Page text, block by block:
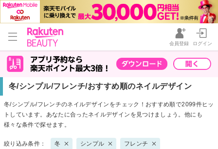
会員登録 ログイン
冬/シンプル/フレンチ/おすすめ順のネイルデザイン
冬/シンプル/フレンチのネイルデザインをチェック！おすすめ順で2099件ヒッ
トしています。あなたに合ったネイルデザインを見つけましょう。他にも
様々な条件で探せます。
絞り込み条件： 冬 シンプル フレンチ